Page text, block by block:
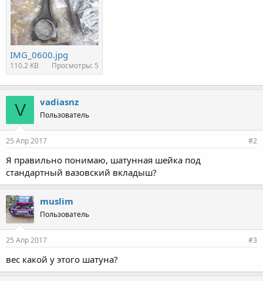
IMG_0600.jpg
110.2 KB Просмотры: 5
V vadiasnz
Пользователь
25 Апр 2017 #2
Я правильно понимаю, шатунная шейка под
стандартный вазовский вкладыш?
muslim
Пользователь
25 Апр 2017 #3
вес какой у этого шатуна?